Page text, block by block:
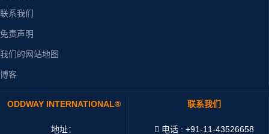
联系我们
免责声明
我们的网站地图
博客
ODDWAY INTERNATIONAL®
地址：
联系我们
电话 : +91-11-43526658